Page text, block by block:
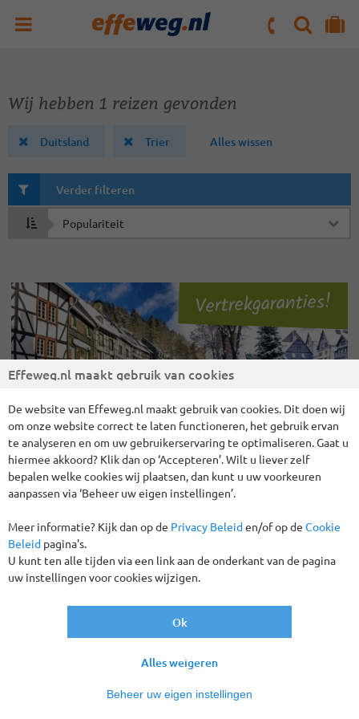
ZOEKENNAAR 'MIJN REIS' OMGEVING
Wij hebben 1 reizen gevonden
Duitsland Trier Alles wissen
Sorteren
Verder filteren
Kerstmarkten 3 dagen Trier, Luxemburg-
DUITSLAND, LUXEMBURG 3 DAGEN
Vertrekgaranties!
Effeweg.nl maakt gebruik van cookies
De website van Effeweg.nl maakt gebruik van cookies. Dit doen wij
om onze website correct te laten functioneren, het gebruik ervan
te analyseren en om uw gebruikerservaring te optimaliseren. Gaat u
hiermee akkoord? Klik dan op ‘Accepteren’. Wilt u liever zelf
bepalen welke cookies wij plaatsen, dan kunt u uw voorkeuren
aanpassen via ‘Beheer uw eigen instellingen’.
Meer informatie? Kijk dan op de Privacy Beleiden/of op de Cookie
Beleid pagina's.
U kunt ten alle tijden via een link aan de onderkant van de pagina
uw instellingen voor cookies wijzigen.
Beheer uw eigen instellingen
Alles weigeren
Ok